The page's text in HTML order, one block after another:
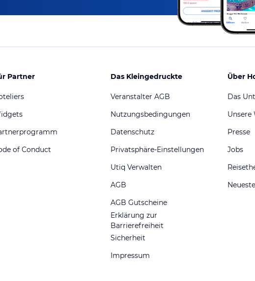
Partner
of Conduct
Das Kleingedruckte
Veranstalter AGB
Nutzungsbedingungen
Datenschutz
Privatsphäre-Einstellungen
Utiq Verwalten
AGB
AGB Gutscheine
Erklärung zur
Barrierefreiheit
Sicherheit
Impressum
Über
Das
Unsere
Presse
Jobs